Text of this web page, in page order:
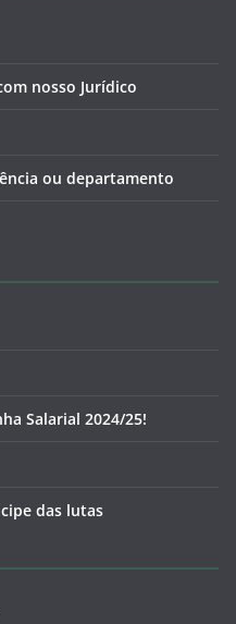
nosso Jurídico
ou departamento
Salarial 2024/25!
das lutas